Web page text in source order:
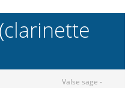
Valse sage -